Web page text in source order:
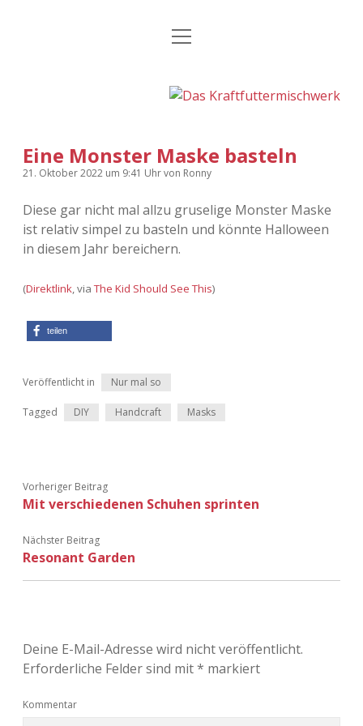
Kategorien
Doku
kfmw.stuff
Visuelles
Instagrams
Adventskalender Dropdown-
Adventskalender 2013
Adventskalender 2016
Adventskalender 2018
Adventskalender 2020
facebookinstagram
rss soundcloud
vimeo
Menü
Eine Monster Maske basteln
21. Oktober 2022 um 9:41 Uhrvon Ronny
Diese gar nicht mal allzu gruselige Monster Maske
ist relativ simpel zu basteln und könnte Halloween
in diesem Jahr bereichern.
(Direktlink, viaThe Kid Should See This)
teilen
Veröffentlicht in Nur mal so
Tagged DIY Handcraft Masks
Vorheriger Beitrag
Mit verschiedenen Schuhen sprinten
Nächster Beitrag
Resonant Garden
Deine E-Mail-Adresse wird nicht veröffentlicht.
Erforderliche Felder sind mit* markiert
Kommentar